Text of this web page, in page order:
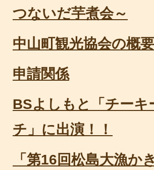
つないだ芋煮会～
中山町観光協会の概要
申請関係
BSよしもと「チー
チ」に出演！！
「第16回松島大漁